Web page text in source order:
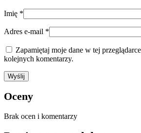
Imię *
Adres e-mail *
Zapamiętaj moje dane w tej
kolejnych komentarzy.
Oceny
Brak ocen i komentarzy